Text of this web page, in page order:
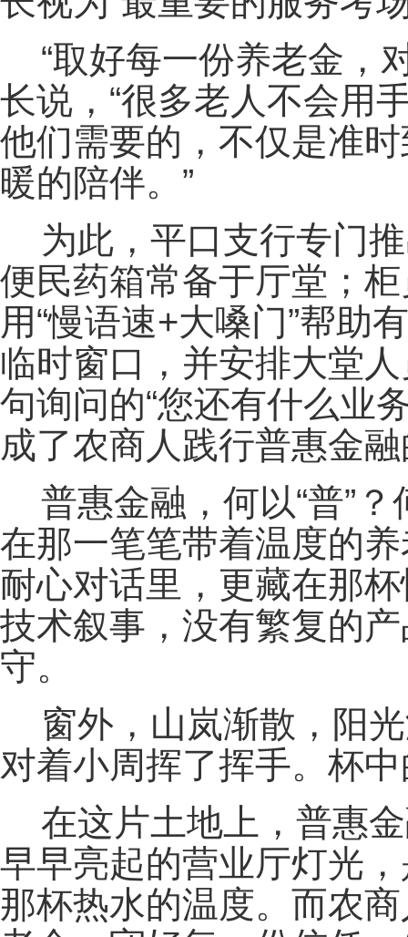
“取好每一份养老金，
长说，“很多老人不会用
他们需要的，不仅是准
暖的陪伴。”
为此，平口支行专门
便民药箱常备于厅堂；
用“慢语速+大嗓门”帮助
临时窗口，并安排大堂
句询问的“您还有什么业
成了农商人践行普惠金
普惠金融，何以“普”
在那一笔笔带着温度的
耐心对话里，更藏在那
技术叙事，没有繁复的
守。
窗外，山岚渐散，阳
对着小周挥了挥手。杯
在这片土地上，普惠
早早亮起的营业厅灯光
那杯热水的温度。而农